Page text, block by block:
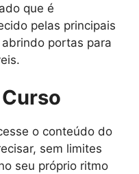
que é
pelas principais
portas para
o conteúdo do
sem limites
seu próprio ritmo